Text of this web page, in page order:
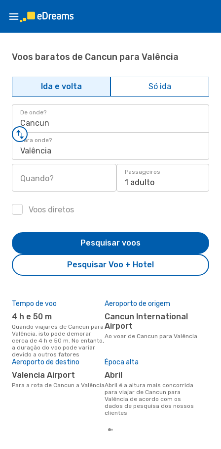
Voos baratos de Cancun para Valência
Ida e volta Só ida
De onde?
Cancun
Para onde?
Valência
Quando?
Passageiros
1 adulto
Voos diretos
Pesquisar Voo + Hotel
Pesquisar voos
Tempo de voo
4 h e 50 m
Quando viajares de Cancun para
Valência, isto pode demorar
cerca de 4 h e 50 m. No entanto,
a duração do voo pode variar
devido a outros fatores
Aeroporto de origem
Cancun International
Airport
Ao voar de Cancun para Valência
Aeroporto de destino
Valencia Airport
Para a rota de Cancun a Valência
Época alta
abril
abril é a altura mais concorrida
para viajar de Cancun para
Valência de acordo com os
dados de pesquisa dos nossos
clientes